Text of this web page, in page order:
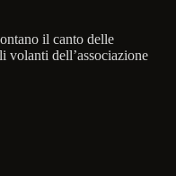
il canto delle
dell’associazione